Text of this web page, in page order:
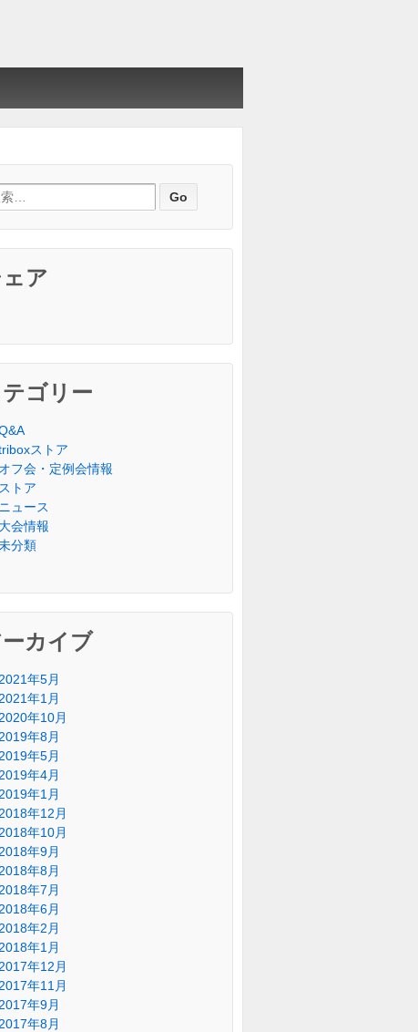
:
ア
テゴリー
ストア
オフ会・定例会情報
ストア
ニュース
大会情報
分類
カイブ
2021年5月
2021年1月
2020年10月
2019年8月
2019年5月
2019年4月
2019年1月
2018年12月
2018年10月
2018年9月
2018年8月
2018年7月
2018年6月
2018年2月
2018年1月
2017年12月
2017年11月
2017年9月
2017年8月